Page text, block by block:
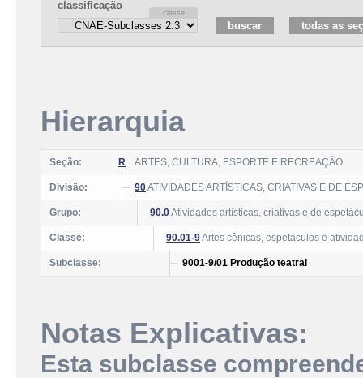
classificação
Hierarquia
Seção: R ARTES, CULTURA, ESPORTE E RECREAÇÃO
Divisão: 90ATIVIDADES ARTÍSTICAS, CRIATIVAS E DE
Grupo: 90.0Atividades artísticas, criativas e de
Classe: 90.01-9Artes cênicas, espetáculos e
Subclasse: 9001-9/01 Produção teatral
Notas Explicativas:
Esta subclasse